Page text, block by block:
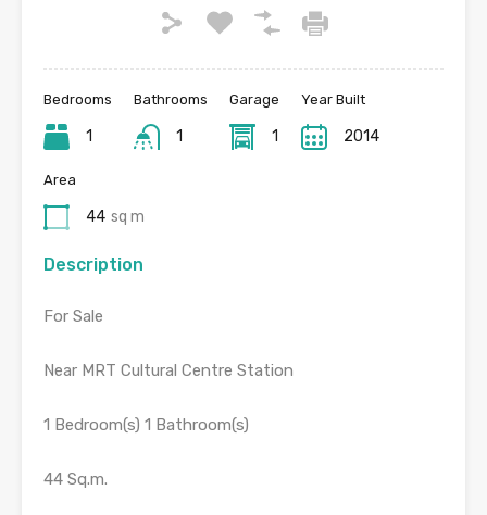
Bedrooms
1
Bathrooms
1
Garage
1
Year Built
2014
Area
44 sq m
Description
For Sale
Near MRT Cultural Centre Station
1 Bedroom(s) 1 Bathroom(s)
44 Sq.m.